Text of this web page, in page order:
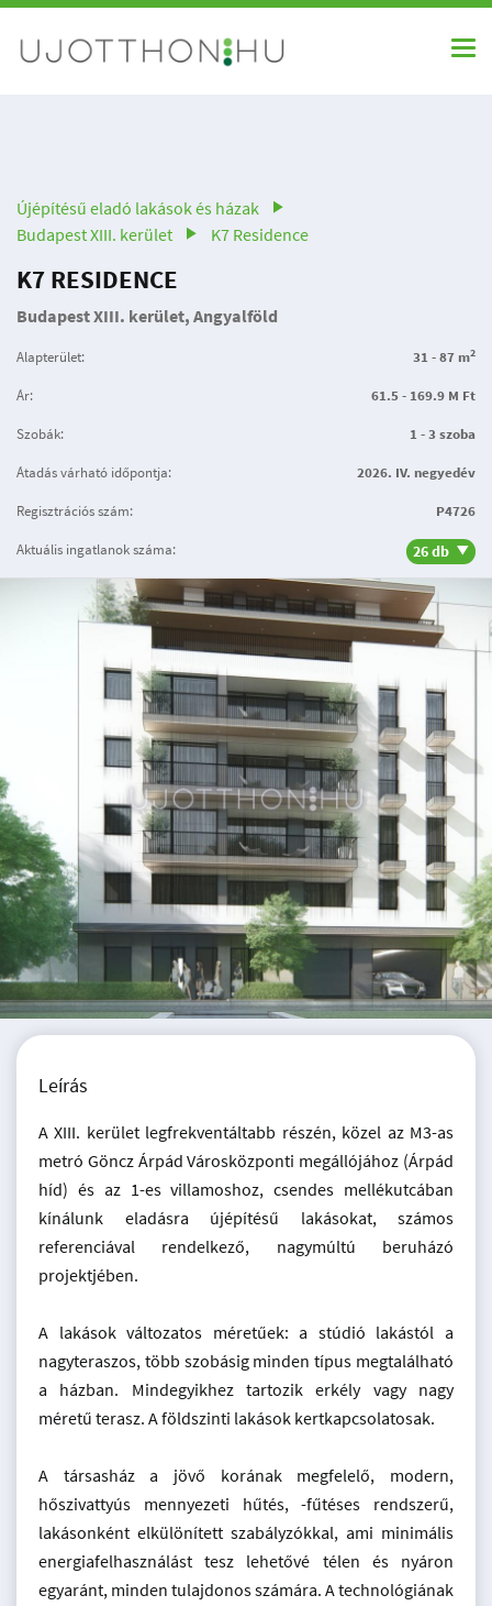
Újépítésű eladó lakások és házak
Budapest XIII. kerület
K7 Residence
K7 RESIDENCE
Budapest XIII. kerület, Angyalföld
Alapterület: 31 - 87 m2
Ár: 61.5 - 169.9 M Ft
Szobák: 1 - 3 szoba
Átadás várható időpontja: 2026. IV. negyedév
Regisztrációs szám: P4726
Aktuális ingatlanok száma: 26 db
Leírás
A XIII. kerület legfrekventáltabb részén, közel az M3-as
metró Göncz Árpád Városközponti megállójához (Árpád
híd) és az 1-es villamoshoz, csendes mellékutcában
kínálunk eladásra újépítésű lakásokat, számos
referenciával rendelkező, nagymúltú beruházó
projektjében.
A lakások változatos méretűek: a stúdió lakástól a
nagyteraszos, több szobásig minden típus megtalálható
a házban. Mindegyikhez tartozik erkély vagy nagy
méretű terasz. A földszinti lakások kertkapcsolatosak.
A társasház a jövő korának megfelelő, modern,
hőszivattyús mennyezeti hűtés, -fűtéses rendszerű,
lakásonként elkülönített szabályzókkal, ami minimális
energiafelhasználást tesz lehetővé télen és nyáron
egyaránt, minden tulajdonos számára. A technológiának